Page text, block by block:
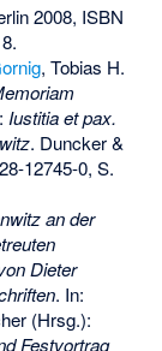
2008, ISBN
, Tobias H.
Iustitia et pax.
. Duncker &
12745-0, S.
an der
Dieter
. In:
(Hrsg.):
Festvortrag